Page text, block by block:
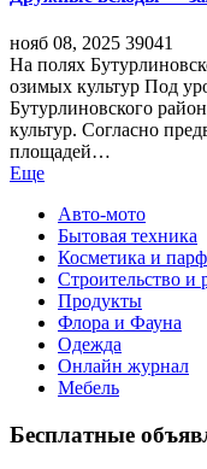
нояб 08, 2025 39041
На полях
озимых культур Под
Бутурлиновского
культур. Согласно
площадей…
Еще
Авто-мото
Бытовая техника
Косметика и
Строительство и
Продукты
Флора и Фауна
Одежда
Онлайн журнал
Мебель
Бесплатные